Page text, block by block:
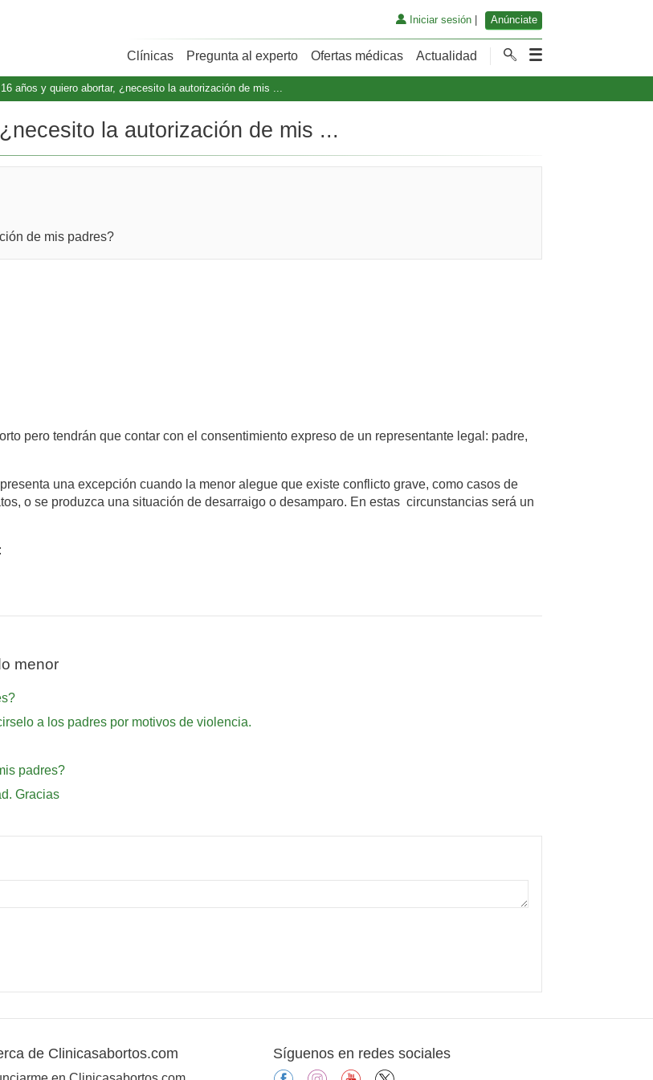
Iniciar sesión| Anúnciate
Clínicas Pregunta al experto Ofertas médicas Actualidad
años y quiero abortar, ¿necesito la autorización de mis ...
la autorización de mis ...
de mis padres?
pero tendrán que contar con el consentimiento expreso de un representante legal: padre,
una excepción cuando la menor alegue que existe conflicto grave, como casos de
o se produzca una situación de desarraigo o desamparo. En estas circunstancias será un
menor
a los padres por motivos de violencia.
padres?
Gracias
de Clinicasabortos.com Síguenos en redes sociales